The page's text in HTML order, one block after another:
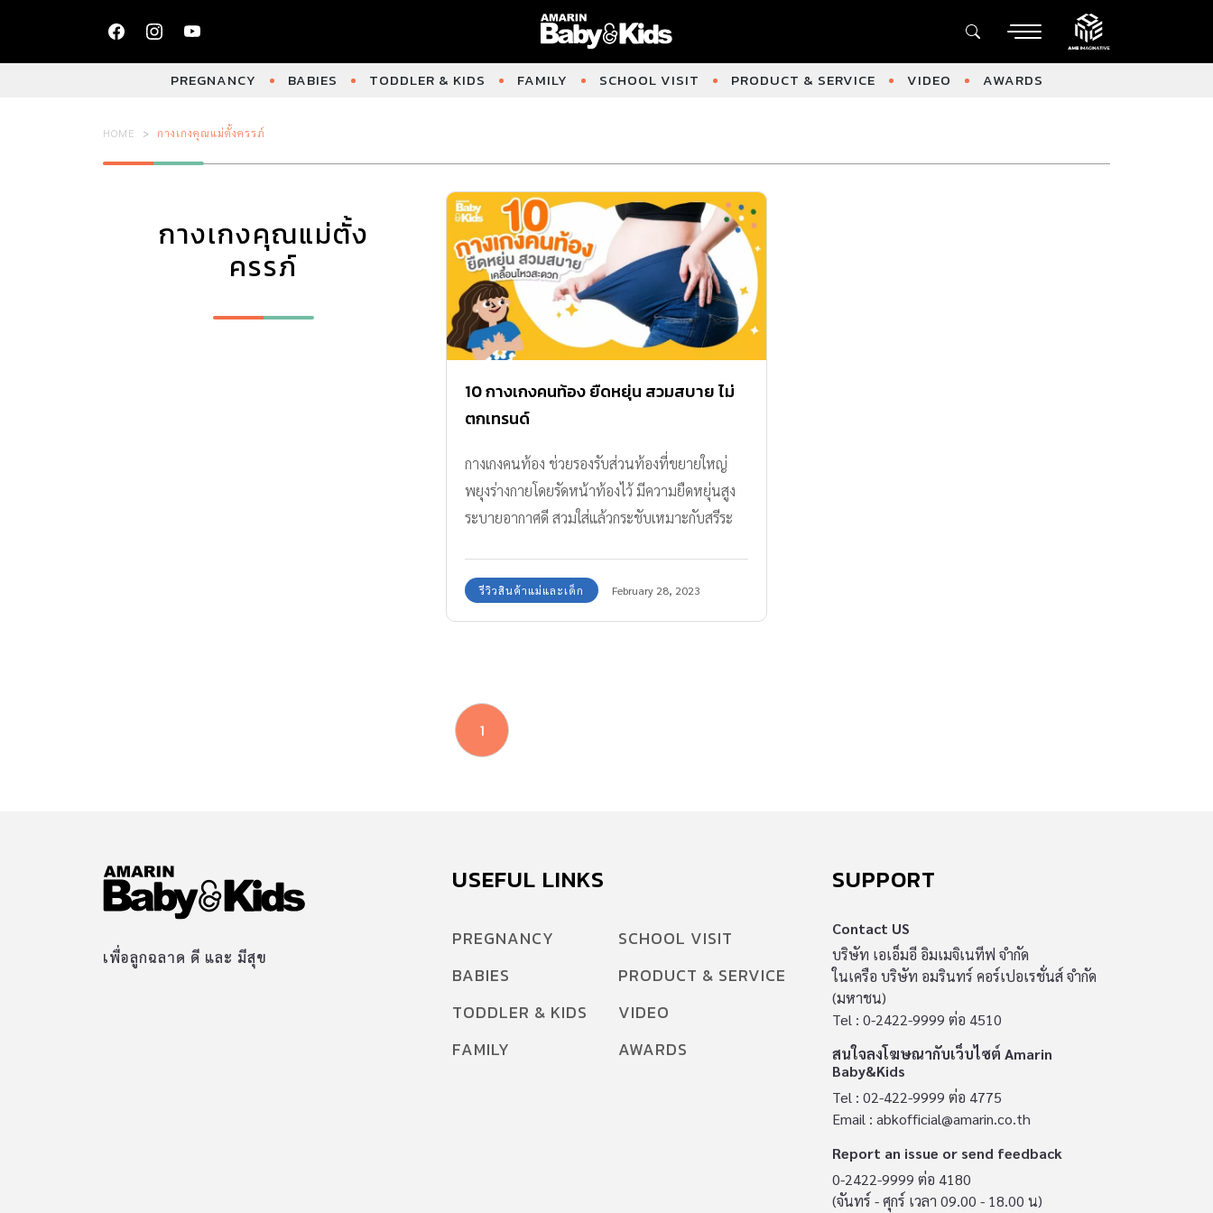
PREGNANCY BABIES TODDLER & KIDS FAMILY SCHOOL VISIT PRODUCT & SERVICE VIDEO AWARDS
HOME กางเกงคุณแม่ตั้งครรภ์
กางเกงคุณแม่ตั้ง
ครรภ์
10 กางเกงคนท้อง ยืดหยุ่น สวมสบาย ไม่
ตกเทรนด์
กางเกงคนท้อง ช่วยรองรับส่วนท้องที่ขยายใหญ่
พยุงร่างกายโดยรัดหน้าท้องไว้ มีความยืดหยุ่นสูง
ระบายอากาศดี สวมใส่แล้วกระชับเหมาะกับสรีระ
รีวิวสินค้าแม่และเด็ก February 28, 2023
1
เพื่อลูกฉลาด ดี และ มีสุข
USEFUL LINKS
PREGNANCY
BABIES
TODDLER & KIDS
FAMILY
SCHOOL VISIT
PRODUCT & SERVICE
VIDEO
AWARDS
SUPPORT
Contact US
บริษัท เอเอ็มอี อิมเมจิเนทีฟ จำกัด
ในเครือ บริษัท อมรินทร์ คอร์เปอเรชั่นส์ จำกัด
(มหาชน)
Tel : 0-2422-9999 ต่อ 4510
สนใจลงโฆษณากับเว็บไซต์ Amarin
Baby&Kids
Tel : 02-422-9999 ต่อ 4775
Email : abkofficial@amarin.co.th
Report an issue or send feedback
0-2422-9999 ต่อ 4180
(จันทร์ - ศุกร์ เวลา 09.00 - 18.00 น)